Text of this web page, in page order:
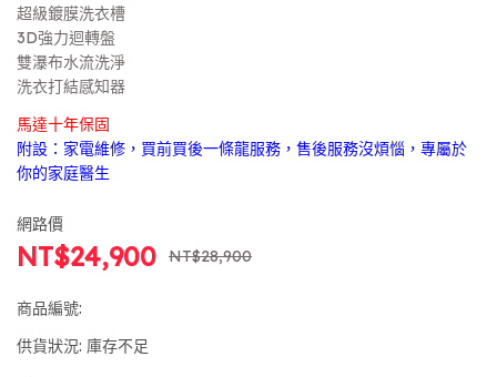
超級鍍膜洗衣槽
3D強力迴轉盤
雙瀑布水流洗淨
洗衣打結感知器
馬達十年保固
附設：家電維修，買前買後一條龍服務，售後服務沒煩惱，專屬於
你的家庭醫生
網路價
NT$24,900 NT$28,900
商品編號:
供貨狀況: 庫存不足